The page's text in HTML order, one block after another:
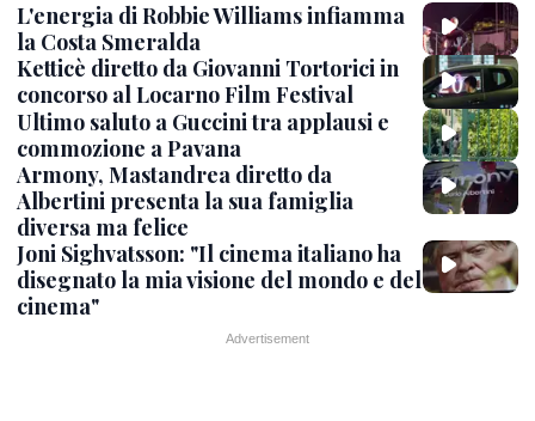
L'energia di Robbie Williams infiamma
la Costa Smeralda
Ketticè diretto da Giovanni Tortorici in
concorso al Locarno Film Festival
Ultimo saluto a Guccini tra applausi e
commozione a Pavana
Armony, Mastandrea diretto da
Albertini presenta la sua famiglia
diversa ma felice
Joni Sighvatsson: "Il cinema italiano ha
disegnato la mia visione del mondo e del
cinema"